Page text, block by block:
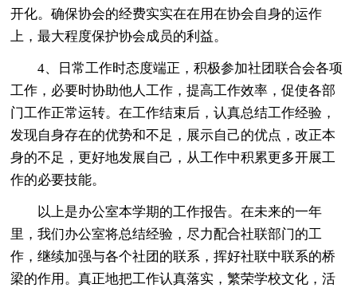
开化。确保协会的经费实实在在用在协会自身的运作
上，最大程度保护协会成员的利益。
4、日常工作时态度端正，积极参加社团联合会各项
工作，必要时协助他人工作，提高工作效率，促使各部
门工作正常运转。在工作结束后，认真总结工作经验，
发现自身存在的优势和不足，展示自己的优点，改正本
身的不足，更好地发展自己，从工作中积累更多开展工
作的必要技能。
以上是办公室本学期的工作报告。在未来的一年
里，我们办公室将总结经验，尽力配合社联部门的工
作，继续加强与各个社团的联系，挥好社联中联系的桥
梁的作用。真正地把工作认真落实，繁荣学校文化，活